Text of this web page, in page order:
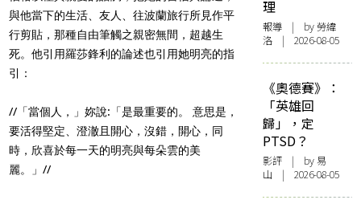
與他當下的生活、友人、往波蘭旅行所見作平
行剪貼，那種自由筆觸之親密無間，超越生
死。他引用羅莎鋒利的論述也引用她明亮的指
引：
//「當個人，」妳說:「是最重要的。 意思是，
要活得堅定、澄澈且開心，沒錯，開心，同
時，欣喜於每一天的明亮與每朵雲的美
麗。」//
理
報導 | by 勞緯
洛 | 2026-08-05
《奧德賽》：
「英雄回
歸」，定
PTSD？
影評 | by 易
山 | 2026-08-05